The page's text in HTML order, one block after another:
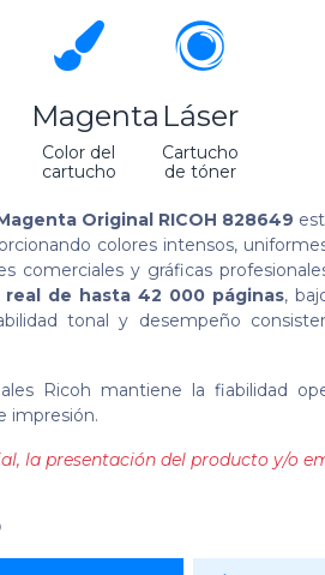
Magenta
Color del
cartucho
Láser
Cartucho
de tóner
Original RICOH 828649
colores intensos,
comerciales y gráficas
de hasta 42 000 páginas,
tonal y desempeño
Ricoh mantiene la fiabilidad
impresión.
la presentación del producto y/o